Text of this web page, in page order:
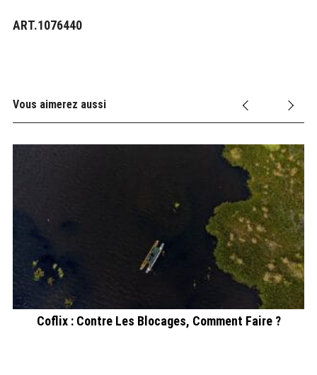
ART.1076440
Vous aimerez aussi
Coflix : Contre Les Blocages, Comment Faire ?